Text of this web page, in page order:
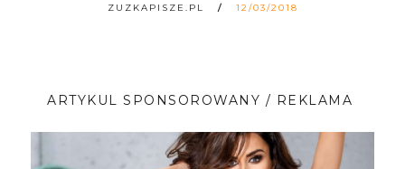
ZUZKAPISZE.PL 12/03/2018
ARTYKUL SPONSOROWANY / REKLAMA